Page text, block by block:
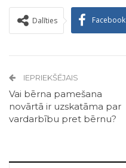
Dalīties Facebook
IEPRIEKŠĒJAIS
Vai bērna pamešana
novārtā ir uzskatāma par
vardarbību pret bērnu?